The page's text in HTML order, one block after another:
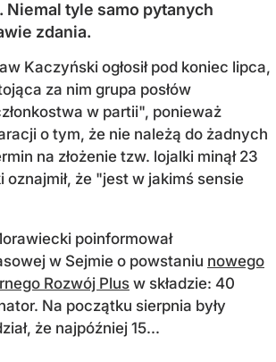
Niemal tyle samo pytanych
zdania.
Kaczyński ogłosił pod koniec lipca,
za nim grupa posłów
w partii", ponieważ
o tym, że nie należą do żadnych
na złożenie tzw. lojalki minął 23
oznajmił, że "jest w jakimś sensie
poinformował
w Sejmie o powstaniu nowego
Rozwój Plus w składzie: 40
Na początku sierpnia były
że najpóźniej 15...